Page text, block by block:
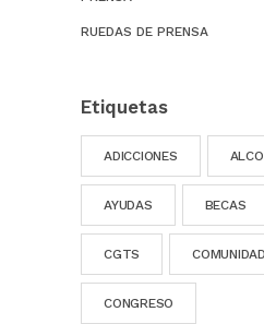
RUEDAS DE PRENSA
Etiquetas
ADICCIONES
AYUDAS BECAS
CGTS
CONGRESO